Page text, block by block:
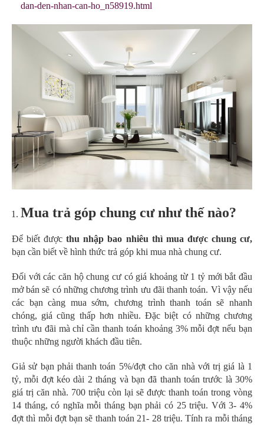
dan-den-nhan-can-ho_n58919.html
Mua trả góp chung cư như thế nào?
Để biết đượcthu nhập bao nhiêu thì mua được chung cư,
bạn cần biết về hình thức trả góp khi mua nhà chung cư.
Đối với các căn hộ chung cư có giá khoảng từ 1 tỷ mới bắt đầu
mở bán sẽ có những chương trình ưu đãi thanh toán. Vì vậy nếu
các bạn càng mua sớm, chương trình thanh toán sẽ nhanh
chóng, giá cũng thấp hơn nhiều. Đặc biệt có những chương
trình ưu đãi mà chỉ cần thanh toán khoảng 3% mỗi đợt nếu bạn
thuộc những người khách đầu tiên.
Giả sử bạn phải thanh toán 5%/đợt cho căn nhà với trị giá là 1
tỷ, mỗi đợt kéo dài 2 tháng và bạn đã thanh toán trước là 30%
giá trị căn nhà. 700 triệu còn lại sẽ được thanh toán trong vòng
14 tháng, có nghĩa mỗi tháng bạn phải có 25 triệu. Với 3- 4%
đợt thì mỗi đợt bạn sẽ thanh toán 21- 28 triệu. Tính ra mỗi tháng